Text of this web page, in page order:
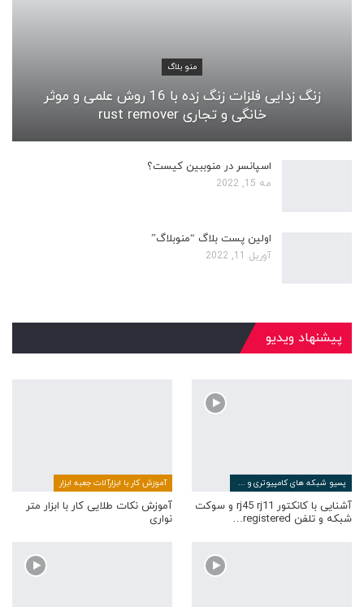
منو بلاگ
زنگ زدایی فلزات زنگ زده با 16 روش علمی و موثر
خانگی و تجاری rust remover
اسپانسر در منوببین کیست؟
مه 15, 2022
اولین پست بلاگ “منوبلاگ”
آوریل 11, 2022
پیشنهاد ویدیو
پسیو شبکه های کامپیوتری و مخابراتی
آشنایی با کانکتور rj45 rj11 و سوکت
شبکه و تلفن registered…
آموزش کار با ابزارآلات جعبه ابزار
آموزش نکات طلایی کار با ابزار متر
نواری